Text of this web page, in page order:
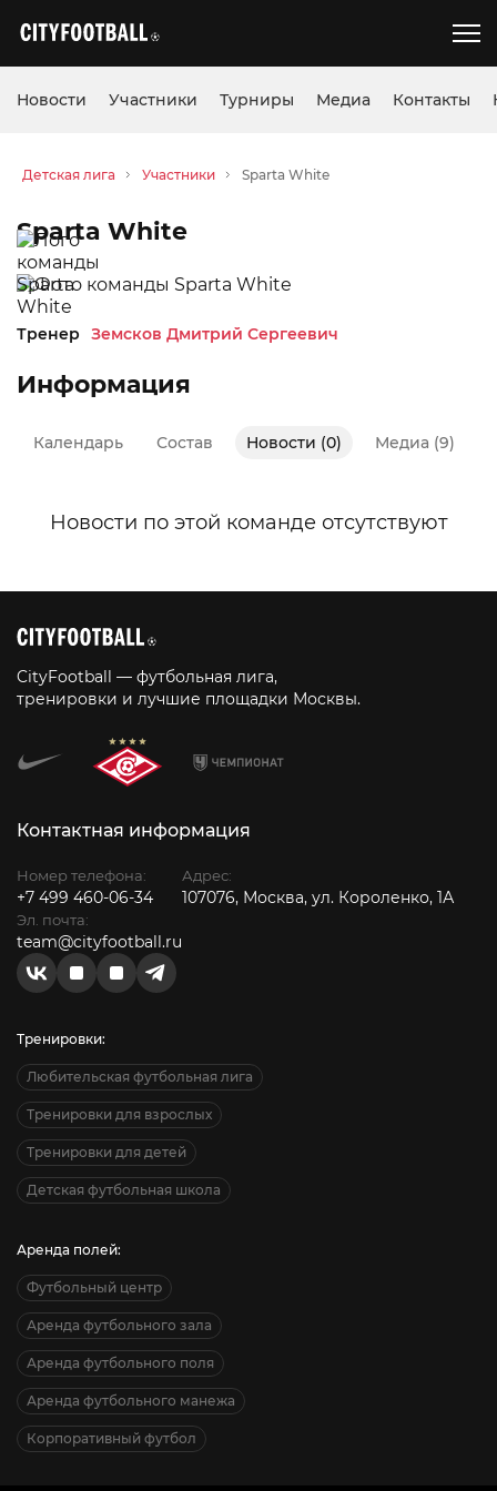
Новости Участники Турниры Медиа Контакты
Детская лига Участники Sparta White
Sparta White
Тренер Земсков Дмитрий Сергеевич
Информация
Календарь Состав Новости (0) Медиа (9)
CityFootball — футбольная лига,
тренировки и лучшие площадки Москвы.
Контактная информация
Номер телефона:
+7 499 460-06-34
Эл. почта:
team@cityfootball.ru
Адрес:
107076, Москва, ул. Короленко, 1А
Тренировки:
Любительская футбольная лига
Тренировки для взрослых
Тренировки для детей
Детская футбольная школа
Аренда полей:
Футбольный центр
Аренда футбольного зала
Аренда футбольного поля
Аренда футбольного манежа
Корпоративный футбол